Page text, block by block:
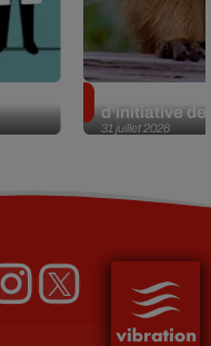
31 juillet 2026
d’initiative